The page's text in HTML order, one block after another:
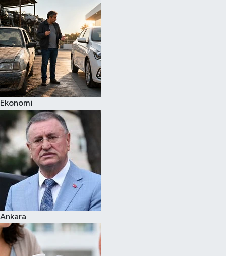
Ekonomi
Ankara
Spor
Teknoloji
Yaşam